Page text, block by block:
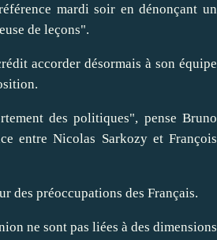
mardi soir en dénonçant un
de leçons".
accorder désormais à son équipe
des politiques", pense Bruno
entre Nicolas Sarkozy et François
des préoccupations des Français.
ne sont pas liées à des dimensions